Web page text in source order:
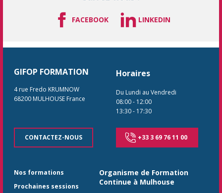
FACEBOOK LINKEDIN
GIFOP FORMATION
4 rue Fredo KRUMNOW
68200 MULHOUSE France
CONTACTEZ-NOUS
Horaires
Du Lundi au Vendredi
08:00- 12:00
13:30- 17:30
+33 3 69 76 11 00
Nos formations
Prochaines sessions
Organisme de Formation
Continue à Mulhouse